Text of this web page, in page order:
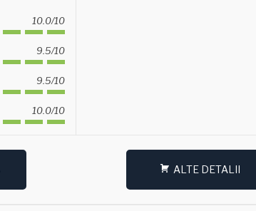
10.0/10
9.5/10
9.5/10
10.0/10
ALTE DETALII